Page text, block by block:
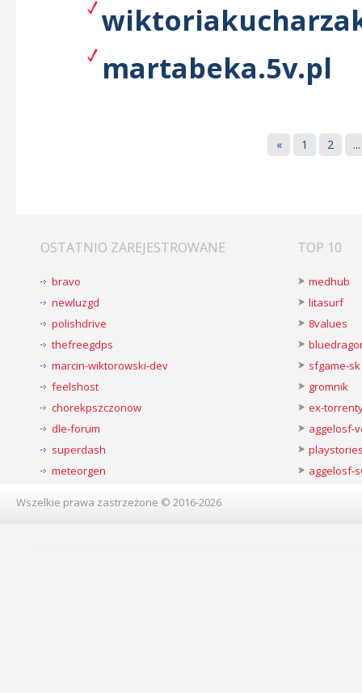
martabeka.5v.pl
« 1 2 ...
OSTATNIO ZAREJESTROWANE
bravo
newluzgd
polishdrive
thefreegdps
marcin-wiktorowski-dev
feelshost
chorekpszczonow
dle-forum
superdash
meteorgen
TOP 10
medhub
litasurf
8values
sfgame-sk
gromnik
ex-
aggelosf-
aggelosf-
Wszelkie prawa zastrzeżone © 2016-2026